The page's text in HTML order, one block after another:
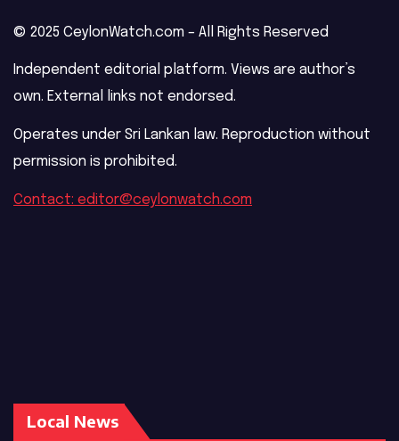
© 2025 CeylonWatch.com – All Rights Reserved
Independent editorial platform. Views are author’s
own. External links not endorsed.
Operates under Sri Lankan law. Reproduction without
permission is prohibited.
Contact: editor@ceylonwatch.com
Local News